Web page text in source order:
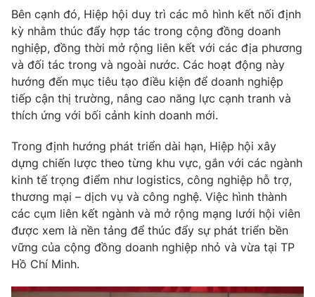
Cơ quan báo chí:
Thời báo VTV
Giấy phép hoạt động báo in và báo điện tử số 483/GP-BTTTT
cấp ngày 29/12/2023
Tổng Biên tập:Vũ Thanh Thủy
Phó Tổng Biên tập:Nguyễn Thị Mỹ Hạnh, Phạm Quốc Thắng,
Nguyễn Trọng Ninh
Tổng đài VTV:024.38 355 931 - 024.38 355 932
Email:toasoan@vtv.vn
Liên hệ quảng cáo:
024-7300.7108
Bên cạnh đó, Hiệp hội duy trì các mô hình kết nối định
kỳ nhằm thúc đẩy hợp tác trong cộng đồng doanh
nghiệp, đồng thời mở rộng liên kết với các địa phương
và đối tác trong và ngoài nước. Các hoạt động này
hướng đến mục tiêu tạo điều kiện để doanh nghiệp
tiếp cận thị trường, nâng cao năng lực cạnh tranh và
thích ứng với bối cảnh kinh doanh mới.
Trong định hướng phát triển dài hạn, Hiệp hội xây
dựng chiến lược theo từng khu vực, gắn với các ngành
kinh tế trọng điểm như logistics, công nghiệp hỗ trợ,
thương mại – dịch vụ và công nghệ. Việc hình thành
các cụm liên kết ngành và mở rộng mạng lưới hội viên
được xem là nền tảng để thúc đẩy sự phát triển bền
vững của cộng đồng doanh nghiệp nhỏ và vừa tại TP
Hồ Chí Minh.